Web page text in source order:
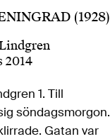
(1928)
2014
1. Till
söndagsmorgon.
Gatan var